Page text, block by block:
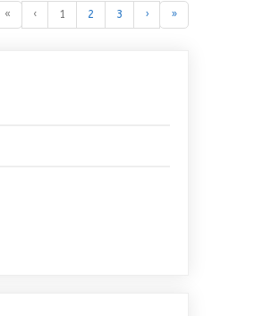
« ‹ 1 2 3 › »